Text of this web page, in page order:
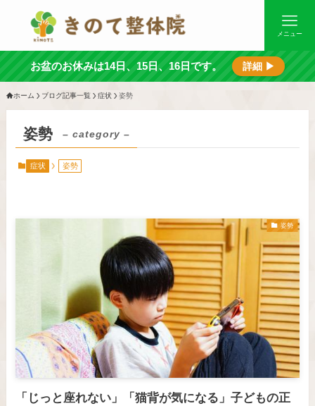
メニュー
お盆のお休みは14日、15日、16日です。 詳細 ▶
ホーム ブログ記事一覧 症状 姿勢
姿勢 – category –
症状 姿勢
姿勢
「じっと座れない」「猫背が気になる」子どもの正